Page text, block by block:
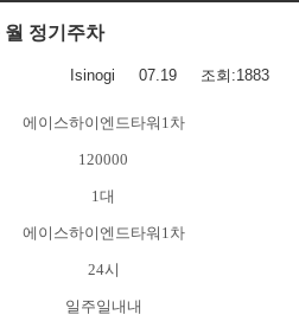
정기주차
Isinogi 07.19 조회:1883
에이스하이엔드타워1차
120000
1대
에이스하이엔드타워1차
24시
일주일내내